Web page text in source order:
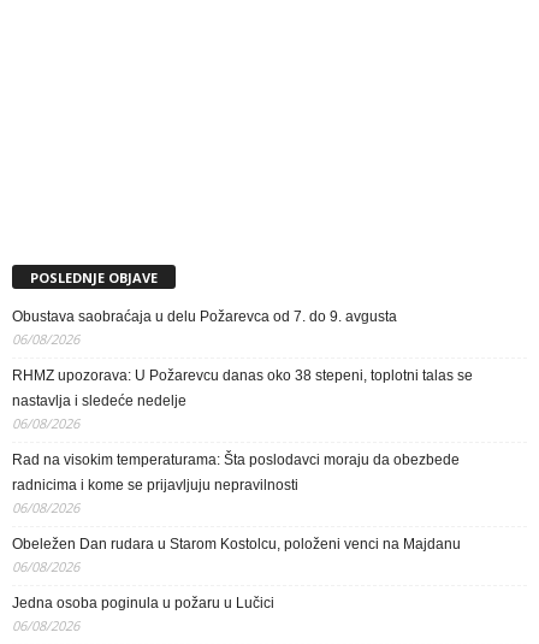
POSLEDNJE OBJAVE
Obustava saobraćaja u delu Požarevca od 7. do 9. avgusta
06/08/2026
RHMZ upozorava: U Požarevcu danas oko 38 stepeni, toplotni talas se
nastavlja i sledeće nedelje
06/08/2026
Rad na visokim temperaturama: Šta poslodavci moraju da obezbede
radnicima i kome se prijavljuju nepravilnosti
06/08/2026
Obeležen Dan rudara u Starom Kostolcu, položeni venci na Majdanu
06/08/2026
Jedna osoba poginula u požaru u Lučici
06/08/2026